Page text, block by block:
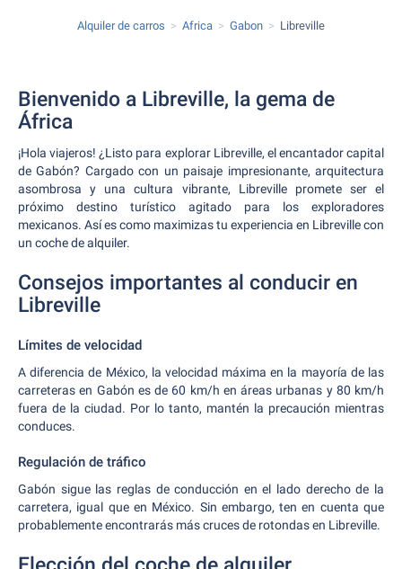
Alquiler de carros Africa Gabon Libreville
Bienvenido a Libreville, la gema de
África
¡Hola viajeros! ¿Listo para explorar Libreville, el encantador capital
de Gabón? Cargado con un paisaje impresionante, arquitectura
asombrosa y una cultura vibrante, Libreville promete ser el
próximo destino turístico agitado para los exploradores
mexicanos. Así es como maximizas tu experiencia en Libreville con
un coche de alquiler.
Consejos importantes al conducir en
Libreville
Límites de velocidad
A diferencia de México, la velocidad máxima en la mayoría de las
carreteras en Gabón es de 60 km/h en áreas urbanas y 80 km/h
fuera de la ciudad. Por lo tanto, mantén la precaución mientras
conduces.
Regulación de tráfico
Gabón sigue las reglas de conducción en el lado derecho de la
carretera, igual que en México. Sin embargo, ten en cuenta que
probablemente encontrarás más cruces de rotondas en Libreville.